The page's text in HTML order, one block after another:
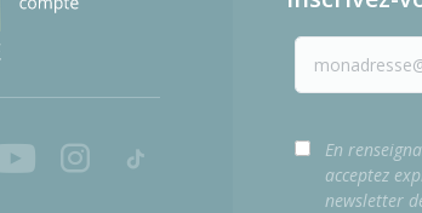
Instagram
Tiktok
En
acceptez
newsletter